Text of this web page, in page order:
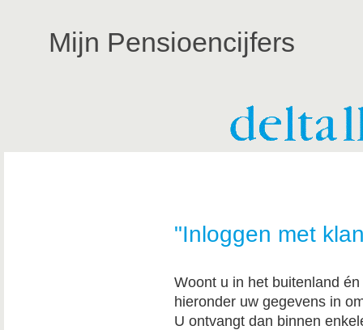
Mijn Pensioencijfers
"Inloggen met
Woont u in het buitenland
hieronder uw gegevens in
U ontvangt dan binnen